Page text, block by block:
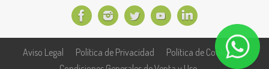
Aviso Legal Política de Privacidad
Política de Cookies